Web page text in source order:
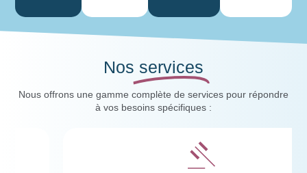
Nos services
Nous offrons une gamme complète de services pour répondre
à vos besoins spécifiques :